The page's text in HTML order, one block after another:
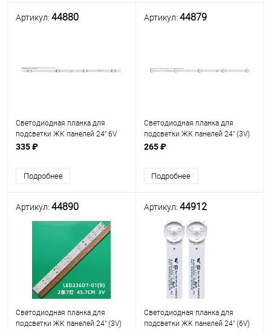
Артикул: 44880
Светодиодная планка для
подсветки ЖК панелей 24" 6V
(4линзы) MS-L2668 V2 (440 мм,
335 ₽
Подробнее
Артикул: 44879
Светодиодная планка для
подсветки ЖК панелей 24" (3V)
(5линз) PB04D397103BL041-
265 ₽
Подробнее
Артикул: 44890
Светодиодная планка для
подсветки ЖК панелей 24" (3V)
Артикул: 44912
Светодиодная планка для
подсветки ЖК панелей 24" (6V)